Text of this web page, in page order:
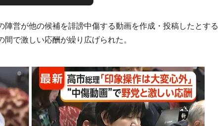
営が他の候補を誹謗中傷する動画を作成・投稿したとする
で激しい応酬が繰り広げられた。